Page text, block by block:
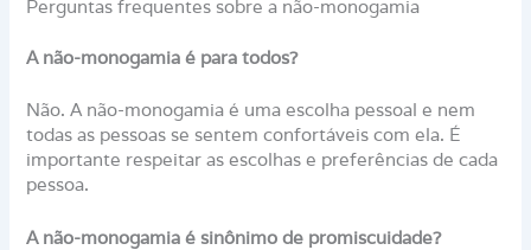
Perguntas frequentes sobre a não-monogamia
A não-monogamia é para todos?
Não. A não-monogamia é uma escolha pessoal e nem
todas as pessoas se sentem confortáveis ​​com ela. É
importante respeitar as escolhas e preferências de cada
pessoa.
A não-monogamia é sinônimo de promiscuidade?